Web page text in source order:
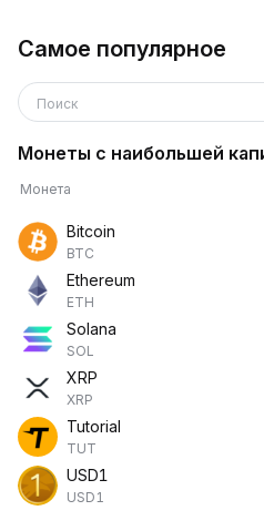
Самое популярное
Поиск
Монеты с наибольшей
Монета
Bitcoin
BTC
Ethereum
ETH
Solana
SOL
XRP
XRP
Tutorial
TUT
USD1
USD1